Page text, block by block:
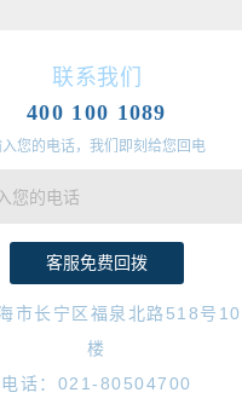
联系我们
400 100 1089
您的电话，我们即刻给您回电
您的电话
市长宁区福泉北路518号
楼
电话：021-80504700